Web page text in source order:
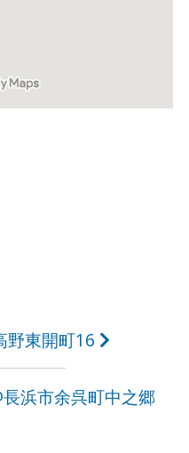
野東開町16
浜市余呉町中之郷